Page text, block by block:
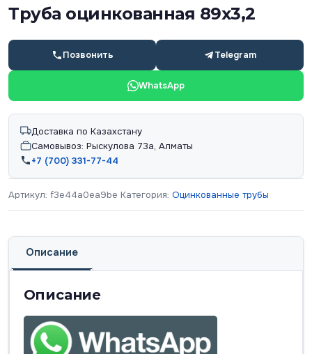
Труба оцинкованная 89х3,2
Позвонить Telegram
WhatsApp
Доставка по Казахстану
Самовывоз: Рыскулова 73а, Алматы
+7 (700) 331-77-44
Артикул: f3e44a0ea9be Категория: Оцинкованные трубы
Описание
Описание